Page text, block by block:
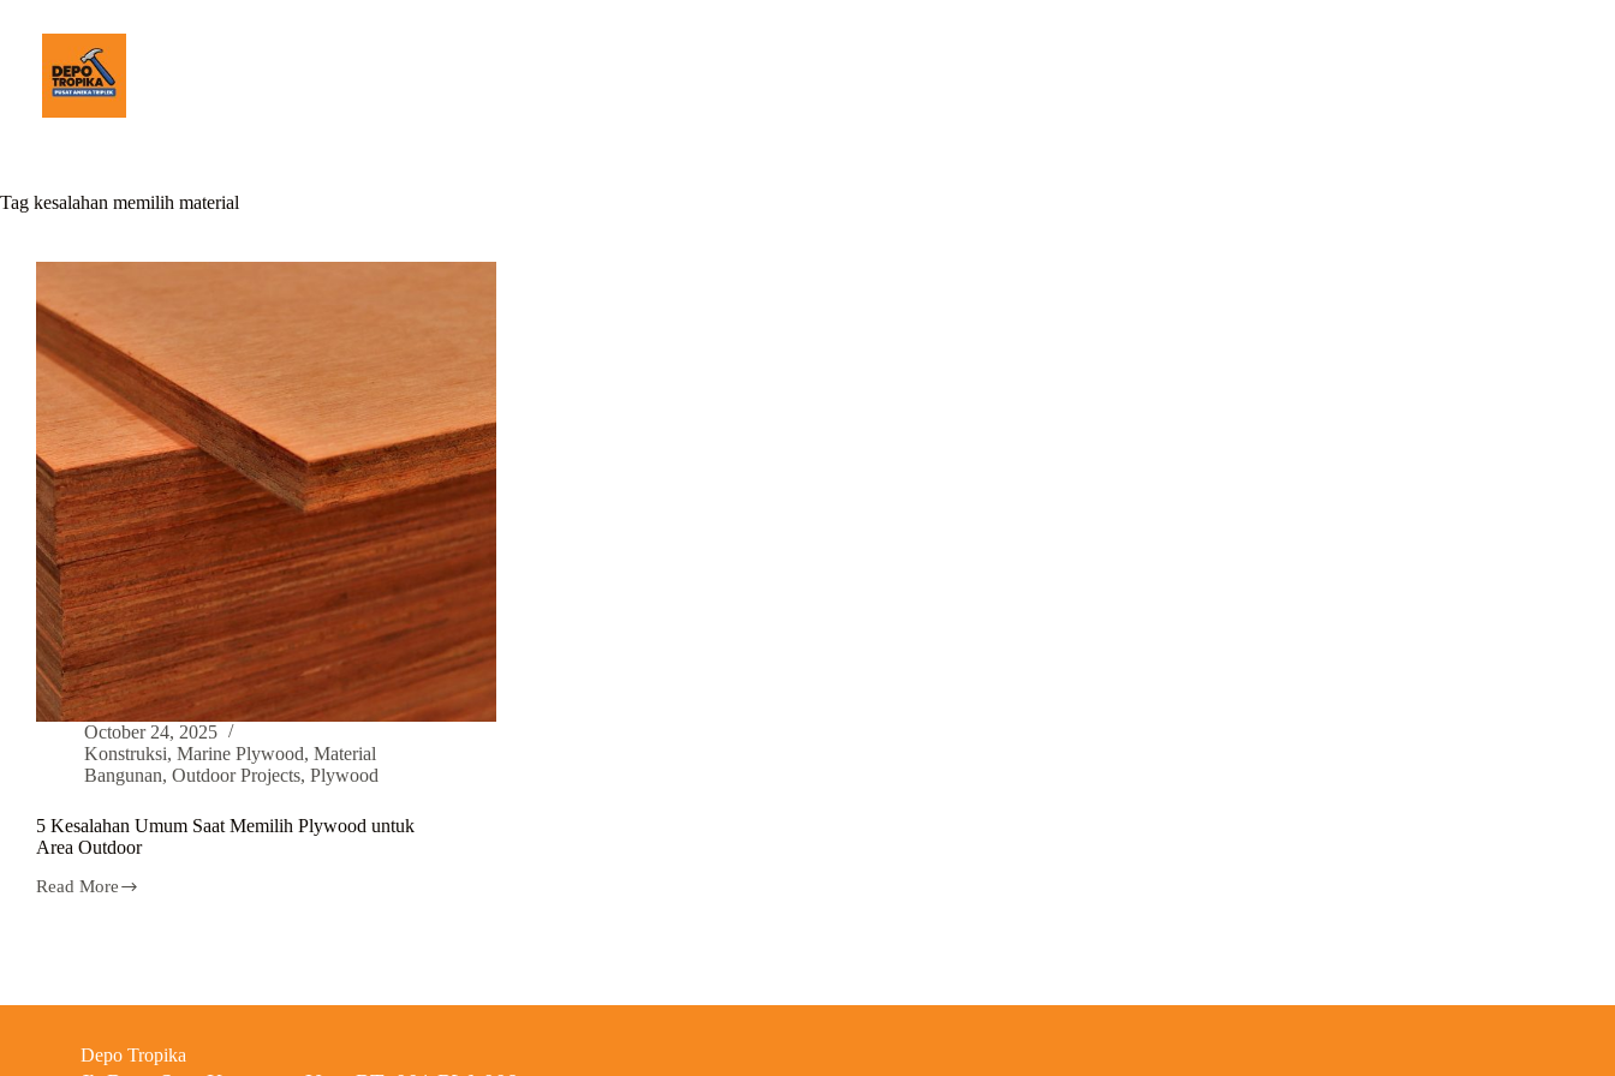
Tag kesalahan memilih material
October 24, 2025
Konstruksi, Marine Plywood, Material
Bangunan, Outdoor Projects, Plywood
5 Kesalahan Umum Saat Memilih Plywood untuk
Area Outdoor
Read More
Depo Tropika